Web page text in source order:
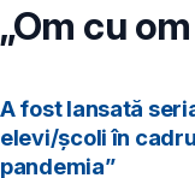
„Om cu
A fost lansată
elevi/școli în
pandemia”